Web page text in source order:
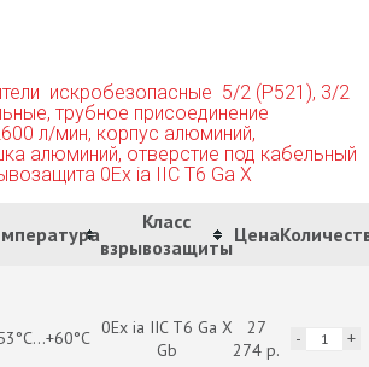
искробезопасные 5/2 (P521), 3/2
трубное присоединение
л/мин, корпус алюминий,
алюминий, отверстие под кабельный
0Ex ia IIC T6 Ga X
Класс
взрывозащиты
Цена
0Ex ia IIC T6 Ga X
Gb
27
274 р.